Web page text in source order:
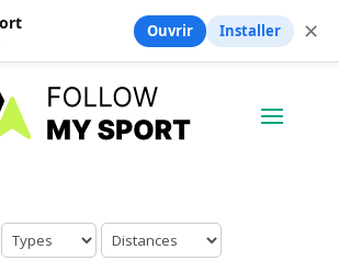
Ouvrir Installer ✕